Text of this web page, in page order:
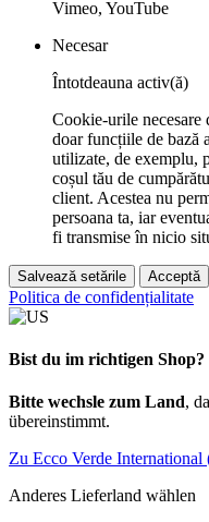
Vimeo, YouTube
Necesar
Întotdeauna activ(ă)
Cookie-urile necesare
doar funcțiile de bază
utilizate, de exemplu,
coșul tău de
client. Acestea nu
persoana ta, iar
fi transmise în nicio
Salvează setările Acceptă
Politica de confidențialitate
Bist du im richtigen Shop?
Bitte wechsle zum Land,
übereinstimmt.
Zu Ecco Verde International
Anderes Lieferland wählen